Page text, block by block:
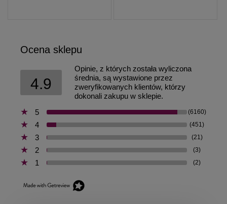
Ocena sklepu
4.9
Opinie, z których została wyliczona
średnia, są wystawione przez
zweryfikowanych klientów, którzy
dokonali zakupu w sklepie.
5
(6160)
4 (451)
3 (21)
2 (3)
1 (2)